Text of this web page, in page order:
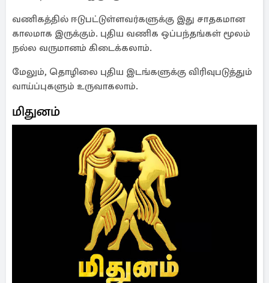
வணிகத்தில் ஈடுபட்டுள்ளவர்களுக்கு இது சாதகமான
காலமாக இருக்கும். புதிய வணிக ஒப்பந்தங்கள் மூலம்
நல்ல வருமானம் கிடைக்கலாம்.
மேலும், தொழிலை புதிய இடங்களுக்கு விரிவுபடுத்தும்
வாய்ப்புகளும் உருவாகலாம்.
மிதுனம்